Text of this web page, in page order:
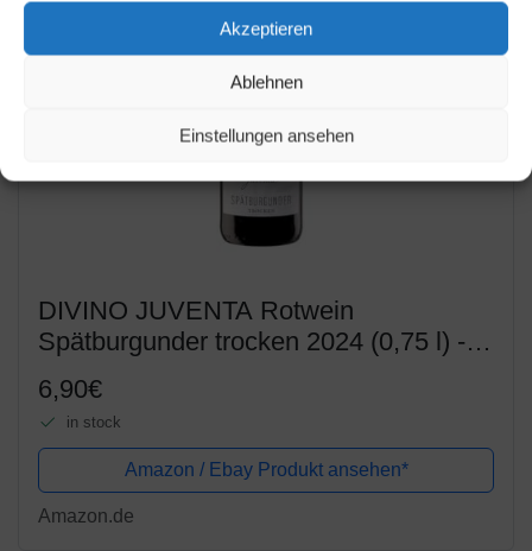
Akzeptieren
Ablehnen
Einstellungen ansehen
DIVINO JUVENTA Rotwein
Spätburgunder trocken 2024 (0,75 l) -
6,90€
in stock
Amazon / Ebay Produkt ansehen*
Amazon.de